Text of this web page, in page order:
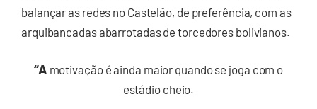
balançar as redes no Castelão, de preferência, com as
arquibancadas abarrotadas de torcedores bolivianos.
“A motivação é ainda maior quando se joga com o
estádio cheio.